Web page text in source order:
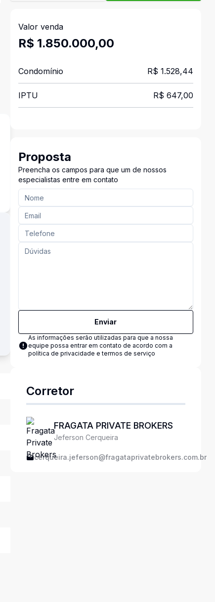
Valor venda
R$ 1.850.000,00
Condomínio R$ 1.528,44
IPTU R$ 647,00
Proposta
Preencha os campos para que um de nossos
especialistas entre em contato
Enviar
As informações serão utilizadas para que a nossa
equipe possa entrar em contato de acordo com a
política de privacidade e termos de serviço
Corretor
FRAGATA PRIVATE BROKERS
Jeferson Cerqueira
cerqueira.jeferson@fragataprivatebrokers.com.br